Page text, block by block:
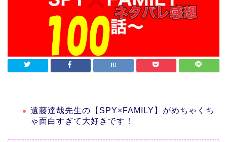
遠藤達哉先生の【SPY×FAMILY】がめちゃくち
ゃ面白すぎて大好きです！